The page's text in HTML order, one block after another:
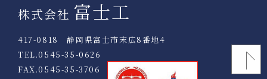
株式会社 富士工
417-0818 静岡県富士市末広8番地4
TEL.0545-35-0626
FAX.0545-35-3706